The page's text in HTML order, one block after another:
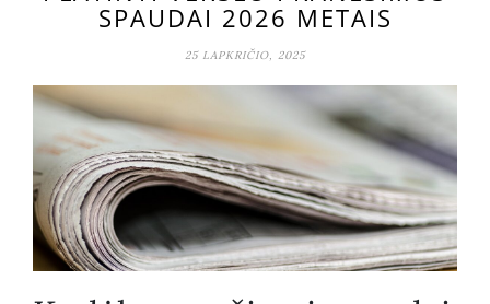
SPAUDAI 2026 METAIS
25 LAPKRIČIO, 2025